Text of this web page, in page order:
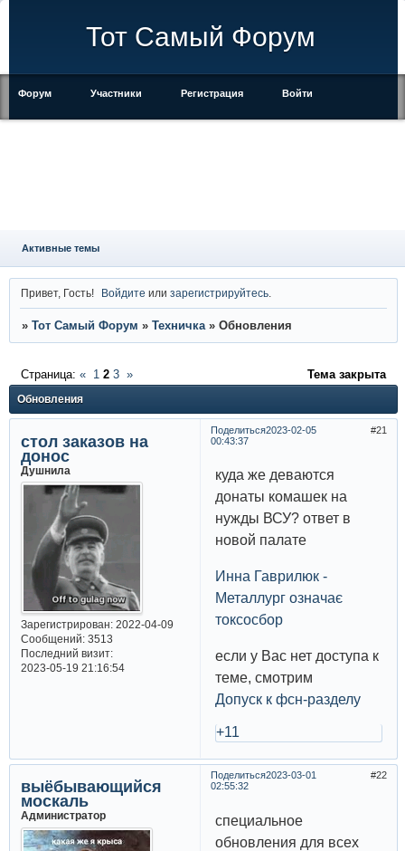
Тот Самый Форум
Форум Участники Регистрация Войти
Активные темы
Привет, Гость! Войдите илизарегистрируйтесь
» Тот Самый Форум » Техничка » Обновления
Обновления
Страница: « 1 2 3 » Тема закрыта
Поделиться 21
2023-02-05
00:43:37
стол заказов на
донос
Душнила
Зарегистрирован: 2022-04-09
Сообщений:3513
Последний визит:
2023-05-19 21:16:54
куда же деваются
донаты комашек на
нужды ВСУ? ответ в
новой палате
Инна Гаврилюк -
Металлург означає
токсосбор
если у Вас нет доступа к
теме, смотрим
Допуск к фсн-разделу
+11
Поделиться 22
2023-03-01
02:55:32
выёбывающийся
москаль
Администратор
специальное
обновления для всех